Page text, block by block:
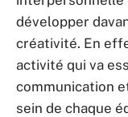
développer
créativité. En
activité qui va
communication
sein de chaque